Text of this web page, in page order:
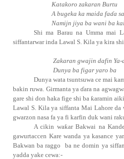
Katakoro zakaran Burtu
A bugeka ka maida faɗa
Namijn jiya ba wani ba
Shi ma Barau na Umma mai
siffantarwar inda Lawal S. Kila ya kira
Zakaran gwajin dafin Ya-
Dunya ba figar yaro ba
Dunya wata tsuntsuwa ce mai
bakin ruwa. Girmanta ya ɗara na
gare shi don haka fige shi ba ƙaramin
Lawal S. Kila ya siffanta Mai Lahore da
gwarzon nasa fa ya fi karfin duk wani
A cikin waƙarBakwai na
gawurtaccen Kare wanda ya kasance
Bakwan ba raggo
ba ne domin ya
yadda yake cewa:-